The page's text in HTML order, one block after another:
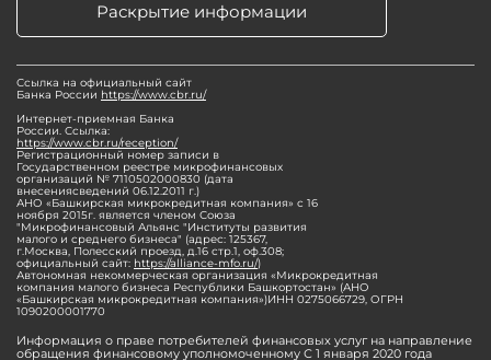
Раскрытие информации
Ссылка на официальный сайт
Банка России https://www.cbr.ru/
Интернет-приемная Банка
России. Ссылка:
https://www.cbr.ru/reception/
Регистрационный номер записи в
Государственном реестре микрофинансовых
организаций № 7110502000830 (дата
внесениясведений 06.12.2011 г.)
АНО «Башкирская микрокредитная компания» с 16
ноября 2015г. является членом Союза
"Микрофинансовый Альянс "Институты развития
малого и среднего бизнеса" (адрес: 125367,
г.Москва, Полесский проезд, д.16 стр.1, оф.308;
официальный сайт: https://alliance-mfo.ru/)
Автономная некоммерческая организация «Микрокредитная
компания малого бизнеса Республики Башкортостан» (АНО
«Башкирская микрокредитная компания»)ИНН 0275066729, ОГРН
1090200001770
Информация о праве потребителей финансовых услуг на направление
обращения финансовому уполномоченному С 1 января 2020 года